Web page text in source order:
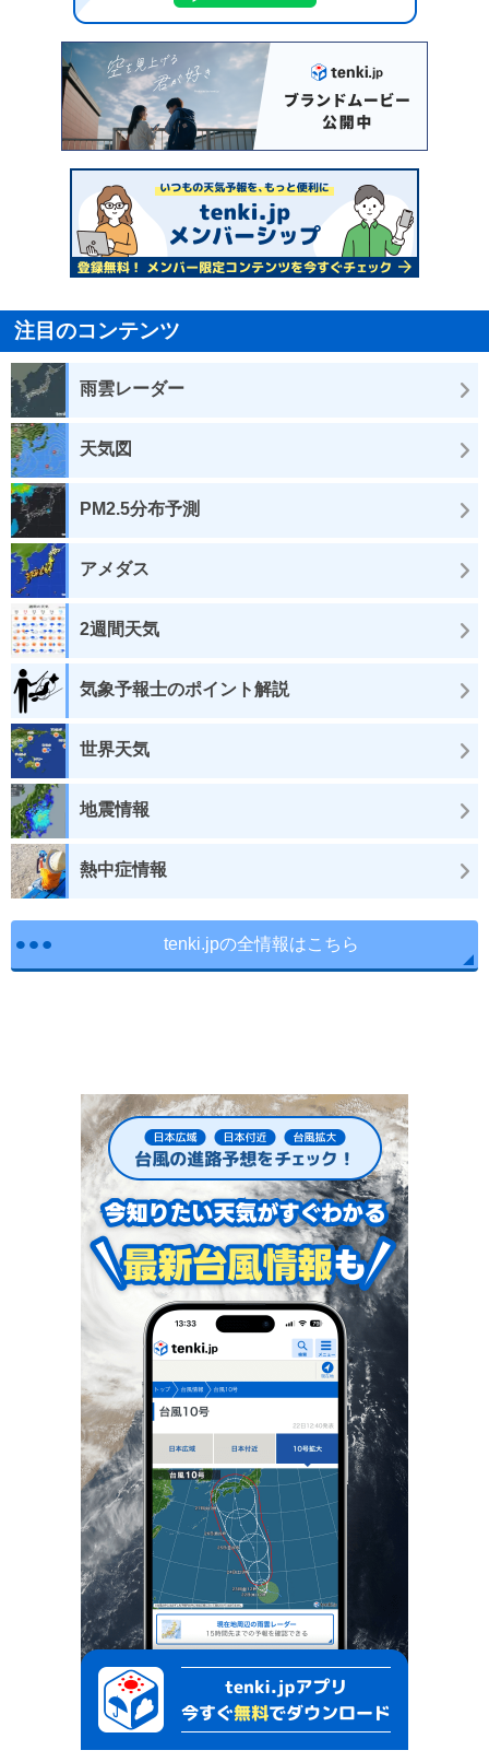
注目のコンテンツ
雨雲レーダー
天気図
PM2.5分布予測
アメダス
2週間天気
気象予報士のポイント解説
世界天気
地震情報
熱中症情報
tenki.jpの全情報はこちら